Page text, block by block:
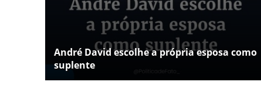
André David escolhe a própria esposa como
suplente